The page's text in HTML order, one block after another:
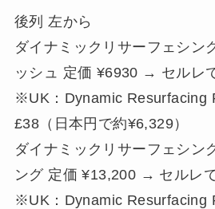
後列 左から
ダイナミックリサーフェシン
ッシュ 定価 ¥6930 → セルレ
※UK：Dynamic Resurfacing
£38（日本円で約¥6,329）
ダイナミックリサーフェシン
ング 定価 ¥13,200 → セルレ
※UK：Dynamic Resurfacing